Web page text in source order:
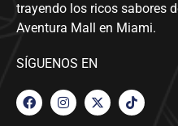
trayendo los ricos sabores
Aventura Mall en Miami.
SÍGUENOS EN